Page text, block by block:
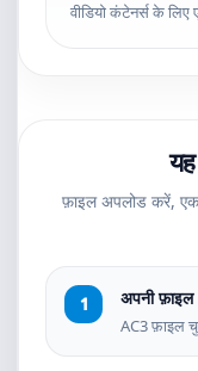
वीडियो कंटेनर्स के लिए
फ़ाइल अपलोड करें, एक
अपनी
AC3 फ़ाइल